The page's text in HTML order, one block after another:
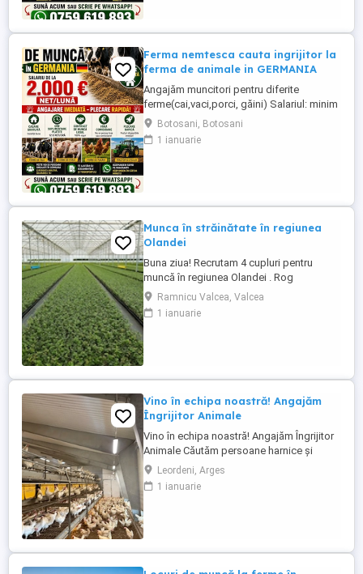
Ferma nemtesca cauta ingrijitor la
ferma de animale in GERMANIA
Angajăm muncitori pentru diferite
ferme(cai,vaci,porci, găini) Salariul: minim
1800 net( poate crește în funcție de
experiența) Cazare și utilități gratuite!
Căutam persoane serioase și motivate
Botosani, Botosani
1 ianuarie
Munca în străinătate în regiunea
Olandei
Buna ziua! Recrutam 4 cupluri pentru
muncă în regiunea Olandei . Rog
seriozitate și pentru mai multe detalii va
rog contactați in Whatsap la Nr( ) .Va
mulțumesc!
Ramnicu Valcea, Valcea
1 ianuarie
Vino în echipa noastră! Angajăm
Îngrijitor Animale
Vino în echipa noastră! Angajăm Îngrijitor
Animale Căutăm persoane harnice și
motivate pentru mai multe posturi
disponibile în România: Îngrijitor animale
FERMA ANIMALE Oferim cazare Mediu de
Leordeni, Arges
1 ianuarie